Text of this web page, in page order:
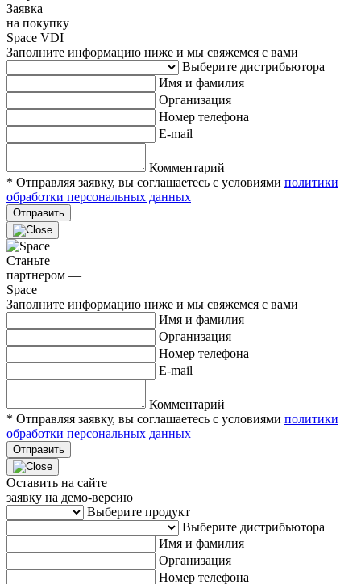
Заявка
на покупку
Space VDI
Заполните информацию ниже и мы свяжемся с вами
Выберите дистрибьютора
Имя и фамилия
Организация
Номер телефона
E-mail
Комментарий
* Отправляя заявку, вы соглашаетесь с условиями политики
обработки персональных данных
Отправить
Станьте
партнером —
Space
Заполните информацию ниже и мы свяжемся с вами
Имя и фамилия
Организация
Номер телефона
E-mail
Комментарий
* Отправляя заявку, вы соглашаетесь с условиями политики
обработки персональных данных
Отправить
Оставить на сайте
заявку на демо-версию
Выберите продукт
Выберите дистрибьютора
Имя и фамилия
Организация
Номер телефона